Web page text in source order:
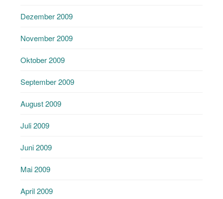
Dezember 2009
November 2009
Oktober 2009
September 2009
August 2009
Juli 2009
Juni 2009
Mai 2009
April 2009